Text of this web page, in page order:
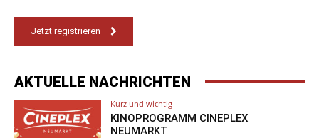
Jetzt registrieren
AKTUELLE NACHRICHTEN
Kurz und wichtig
KINOPROGRAMM CINEPLEX
NEUMARKT